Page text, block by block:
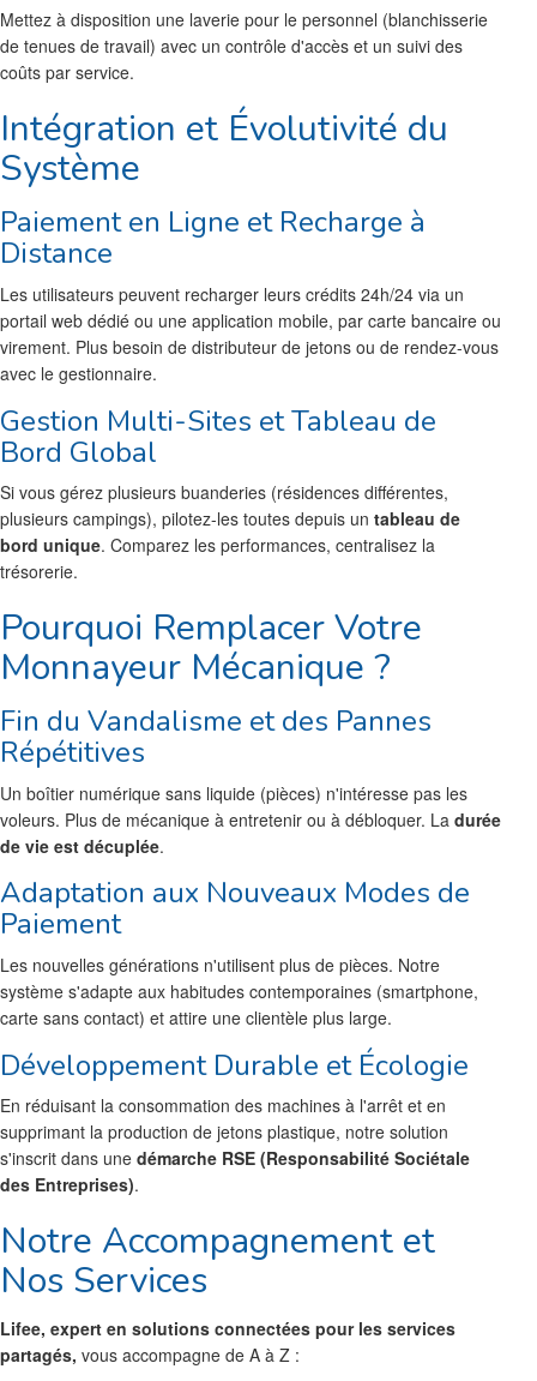
Mettez à disposition une laverie pour le personnel (blanchisserie
de tenues de travail) avec un contrôle d'accès et un suivi des
coûts par service.
Intégration et Évolutivité du
Système
Paiement en Ligne et Recharge à
Distance
Les utilisateurs peuvent recharger leurs crédits 24h/24 via un
portail web dédié ou une application mobile, par carte bancaire ou
virement. Plus besoin de distributeur de jetons ou de rendez-vous
avec le gestionnaire.
Gestion Multi-Sites et Tableau de
Bord Global
Si vous gérez plusieurs buanderies (résidences différentes,
plusieurs campings), pilotez-les toutes depuis un tableau de
bord unique. Comparez les performances, centralisez la
trésorerie.
Pourquoi Remplacer Votre
Monnayeur Mécanique ?
Fin du Vandalisme et des Pannes
Répétitives
Un boîtier numérique sans liquide (pièces) n'intéresse pas les
voleurs. Plus de mécanique à entretenir ou à débloquer. La durée
de vie est décuplée.
Adaptation aux Nouveaux Modes de
Paiement
Les nouvelles générations n'utilisent plus de pièces. Notre
système s'adapte aux habitudes contemporaines (smartphone,
carte sans contact) et attire une clientèle plus large.
Développement Durable et Écologie
En réduisant la consommation des machines à l'arrêt et en
supprimant la production de jetons plastique, notre solution
s'inscrit dans une démarche RSE (Responsabilité Sociétale
des Entreprises).
Notre Accompagnement et
Nos Services
Lifee, expert en solutions connectées pour les services
partagés, vous accompagne de A à Z :